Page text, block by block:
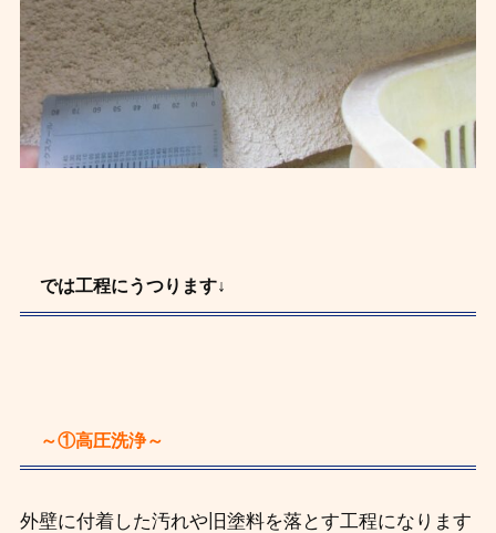
では工程にうつります↓
～①高圧洗浄～
外壁に付着した汚れや旧塗料を落とす工程になります